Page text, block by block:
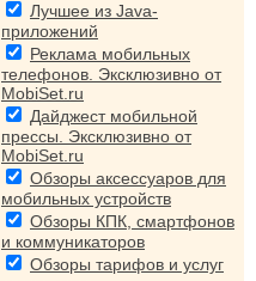
Лучшее из Java-
приложений
Реклама мобильных
телефонов. Эксклюзивно от
MobiSet.ru
Дайджест мобильной
прессы. Эксклюзивно от
MobiSet.ru
Обзоры аксессуаров для
мобильных устройств
Обзоры КПК, смартфонов
и коммуникаторов
Обзоры тарифов и услуг